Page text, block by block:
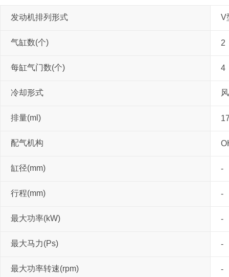
发动机排列形式 V
气缸数(个) 2
每缸气门数(个) 4
冷却形式
排量(ml)
配气机构
缸径(mm) -
行程(mm) -
最大功率(kW) -
最大马力(Ps) -
最大功率转速(rpm) -